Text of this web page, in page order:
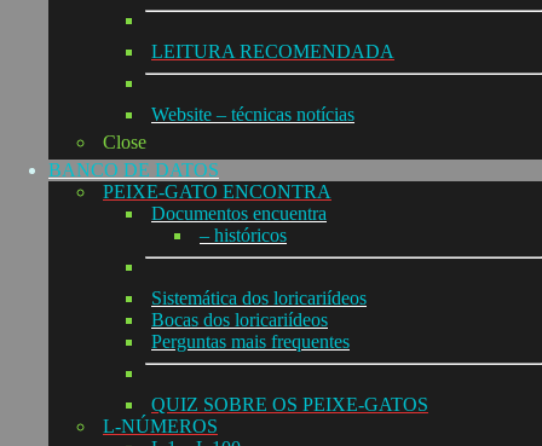
LEITURA RECOMENDADA
Website – técnicas notícias
Close
BANCO DE DATOS
PEIXE-GATO ENCONTRA
Documentos encuentra
– históricos
Sistemática dos loricariídeos
Bocas dos loricariídeos
Perguntas mais frequentes
QUIZ SOBRE OS PEIXE-GATOS
L-NÚMEROS